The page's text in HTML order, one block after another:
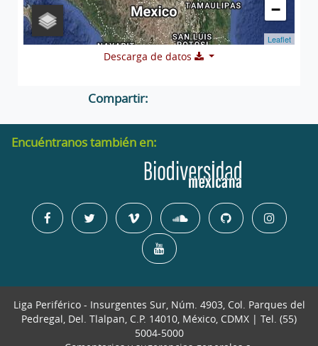
−
Leaflet
Descarga de datos
Compartir:
Encuéntranos también en:
Liga Periférico - Insurgentes Sur, Núm. 4903, Col. Parques del
Pedregal, Del. Tlalpan, C.P. 14010, México, CDMX | Tel. (55)
5004-5000